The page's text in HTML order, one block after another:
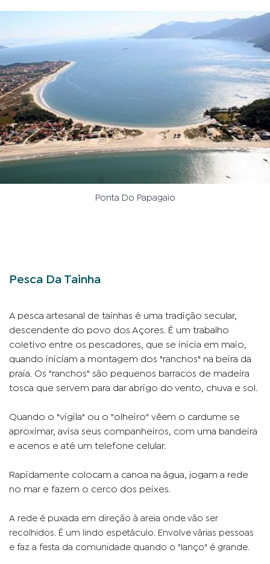
Ponta Do Papagaio
Pesca Da Tainha
A pesca artesanal de tainhas é uma tradição secular,
descendente do povo dos Açores. É um trabalho
coletivo entre os pescadores, que se inicia em maio,
quando iniciam a montagem dos "ranchos" na beira da
praia. Os "ranchos" são pequenos barracos de madeira
tosca que servem para dar abrigo do vento, chuva e sol.
Quando o "vigila" ou o "olheiro" vêem o cardume se
aproximar, avisa seus companheiros, com uma bandeira
e acenos e até um telefone celular.
Rapidamente colocam a canoa na água, jogam a rede
no mar e fazem o cerco dos peixes.
A rede é puxada em direção à areia onde vão ser
recolhidos. É um lindo espetáculo. Envolve várias pessoas
e faz a festa da comunidade quando o "lanço" é grande.